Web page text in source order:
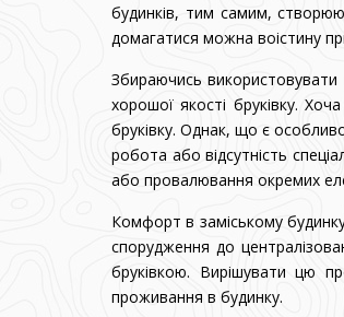
будинків, тим самим,
домагатися можна воістину
Збираючись використовувати
хорошої якості бруківку.
бруківку. Однак, що є
робота або відсутність
або провалювання окремих
Комфорт в заміському
спорудження до
бруківкою. Вирішувати цю
проживання в будинку.